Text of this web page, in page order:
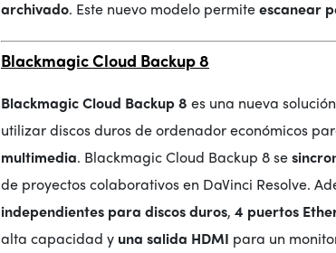
archivado. Este nuevo modelo permiteescanear
Blackmagic Cloud Backup 8
Blackmagic Cloud Backup 8 es una nueva
utilizar discos duros de ordenador económicos
multimedia. Blackmagic Cloud Backup 8 se
de proyectos colaborativos en DaVinci Resolve.
independientes para discos duros, 4 puertos
alta capacidad y una salida HDMI para un